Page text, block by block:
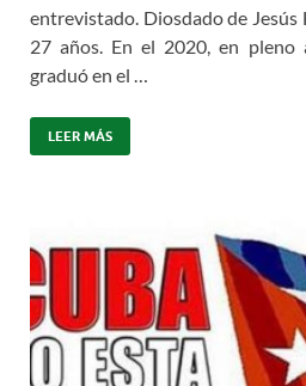
entrevistado. Diosdado de
27 años. En el 2020, en pleno
graduó en el …
LEER MÁS